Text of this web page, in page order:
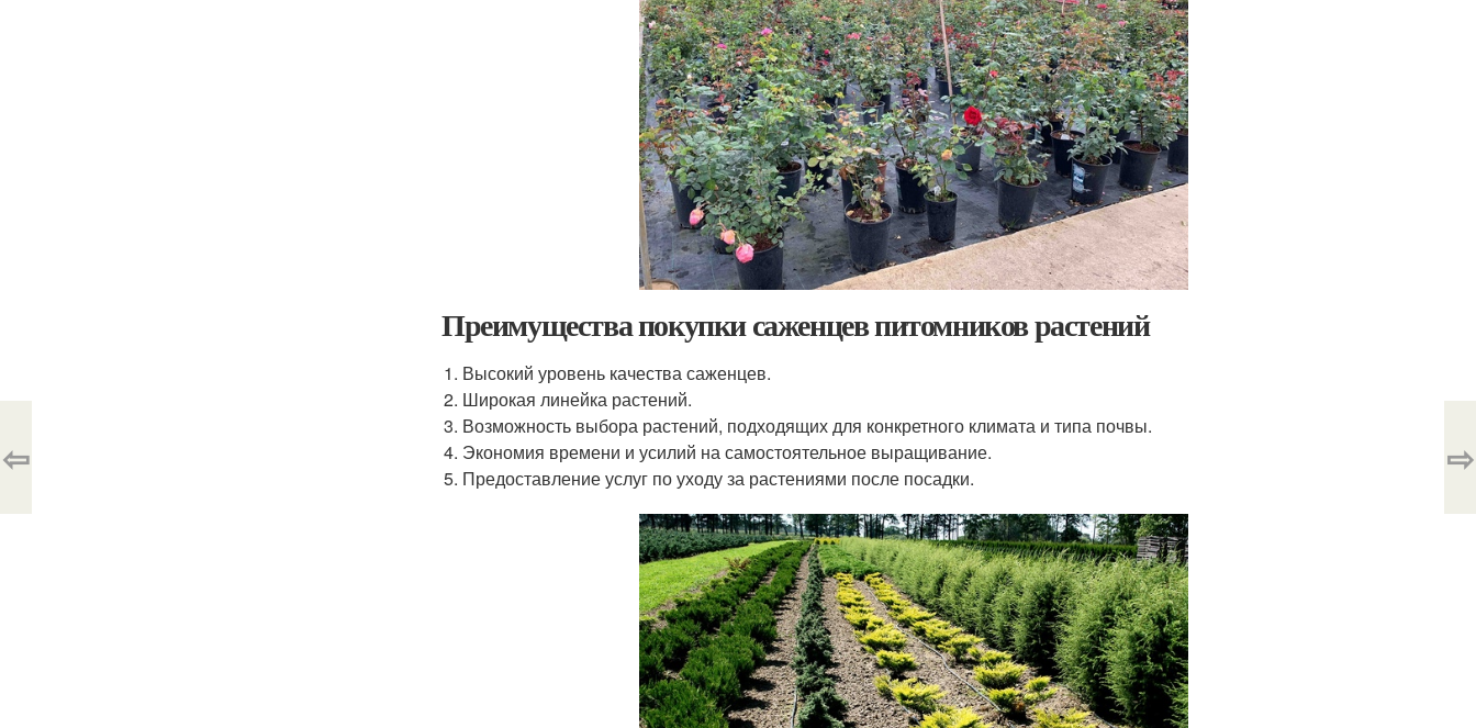
Преимущества покупки саженцев питомников растений
Высокий уровень качества саженцев.
Широкая линейка растений.
Возможность выбора растений, подходящих для конкретного климата и типа почвы.
Экономия времени и усилий на самостоятельное выращивание.
Предоставление услуг по уходу за растениями после посадки.
⇦ ⇨